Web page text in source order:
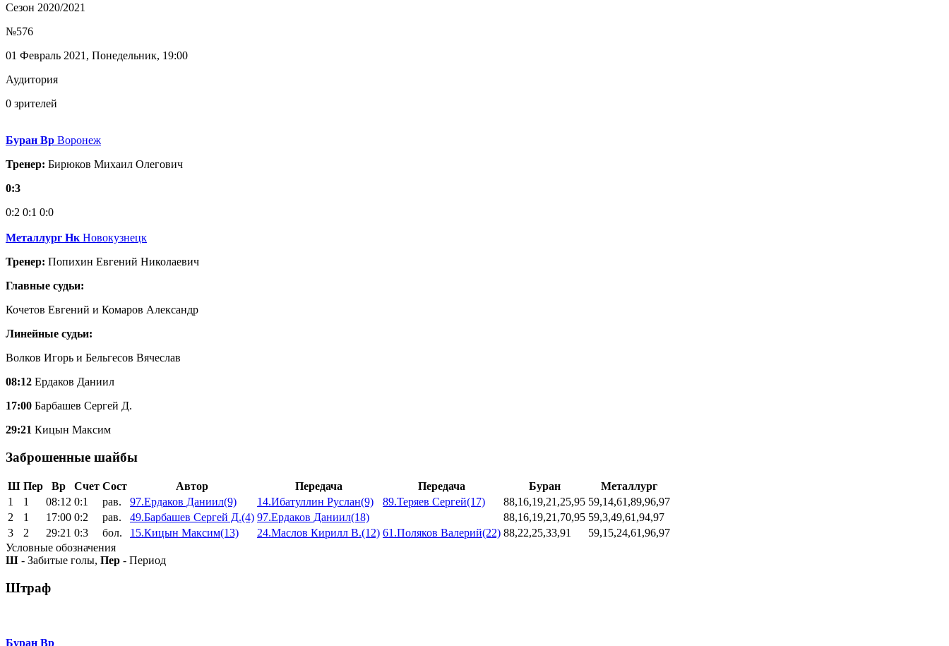
Сезон 2020/2021
№576
01 Февраль 2021, Понедельник, 19:00
Аудитория
0 зрителей
Буран Вр Воронеж
Тренер: Бирюков Михаил Олегович
0:3
0:2 0:1 0:0
Металлург Нк Новокузнецк
Тренер: Попихин Евгений Николаевич
Главные судьи:
Кочетов Евгений и Комаров Александр
Линейные судьи:
Волков Игорь и Бельгесов Вячеслав
08:12 Ердаков Даниил
17:00 Барбашев Сергей Д.
29:21 Кицын Максим
Заброшенные шайбы
Ш Пер Вр Счет Сост Автор Передача Передача Буран
Металлург
1
1 08:12 0:1 рав. 97.Ердаков Даниил(9) 14.Ибатуллин Руслан(9) 89.Теряев Сергей(17) 88,16,19,21,25,95 59,14,61,89,96,97
2
1 17:00 0:2 рав. 49.Барбашев Сергей Д.(4) 97.Ердаков Даниил(18) 88,16,19,21,70,95 59,3,49,61,94,97
3
2 29:21 0:3 бол. 15.Кицын Максим(13) 24.Маслов Кирилл В.(12) 61.Поляков Валерий(22) 88,22,25,33,91
59,15,24,61,96,97
Условные обозначения
Ш - Забитые голы, Пер - Период
Штраф
Буран Вр